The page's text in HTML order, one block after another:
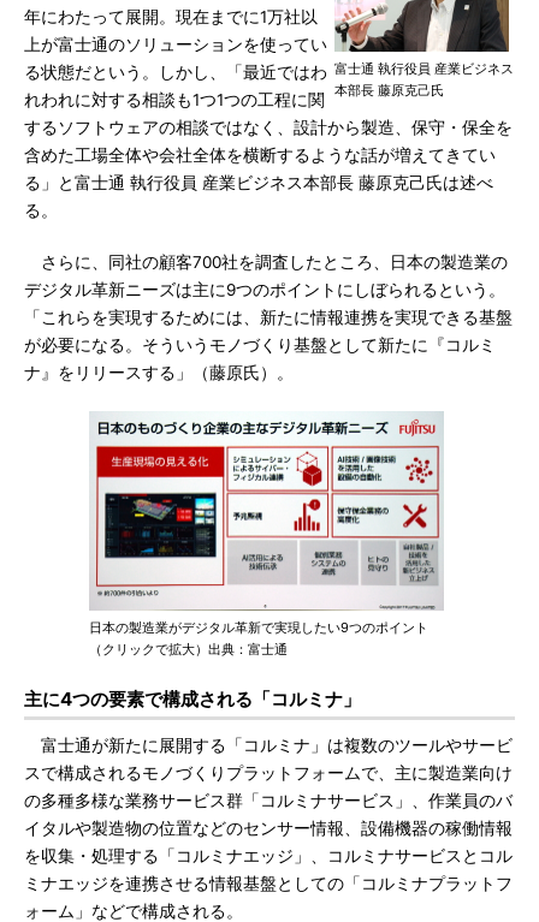
富士通 執行役員 産業ビジネス
本部長 藤原克己氏
年にわたって展開。現在までに1万社以
上が富士通のソリューションを使ってい
る状態だという。しかし、「最近ではわ
れわれに対する相談も1つ1つの工程に関
するソフトウェアの相談ではなく、設計から製造、保守・保全を
含めた工場全体や会社全体を横断するような話が増えてきてい
る」と富士通 執行役員 産業ビジネス本部長 藤原克己氏は述べ
る。
さらに、同社の顧客700社を調査したところ、日本の製造業の
デジタル革新ニーズは主に9つのポイントにしぼられるという。
「これらを実現するためには、新たに情報連携を実現できる基盤
が必要になる。そういうモノづくり基盤として新たに『コルミ
ナ』をリリースする」（藤原氏）。
日本の製造業がデジタル革新で実現したい9つのポイント
（クリックで拡大）出典：富士通
主に4つの要素で構成される「コルミナ」
富士通が新たに展開する「コルミナ」は複数のツールやサービ
スで構成されるモノづくりプラットフォームで、主に製造業向け
の多種多様な業務サービス群「コルミナサービス」、作業員のバ
イタルや製造物の位置などのセンサー情報、設備機器の稼働情報
を収集・処理する「コルミナエッジ」、コルミナサービスとコル
ミナエッジを連携させる情報基盤としての「コルミナプラットフ
ォーム」などで構成される。